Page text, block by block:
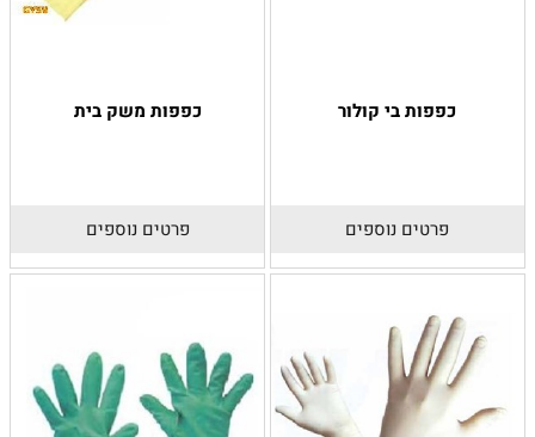
כפפות בי קולור
פרטים נוספים
כפפות משק בית
פרטים נוספים